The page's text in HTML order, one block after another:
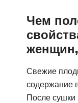
Чем
Свежие
содержание
После